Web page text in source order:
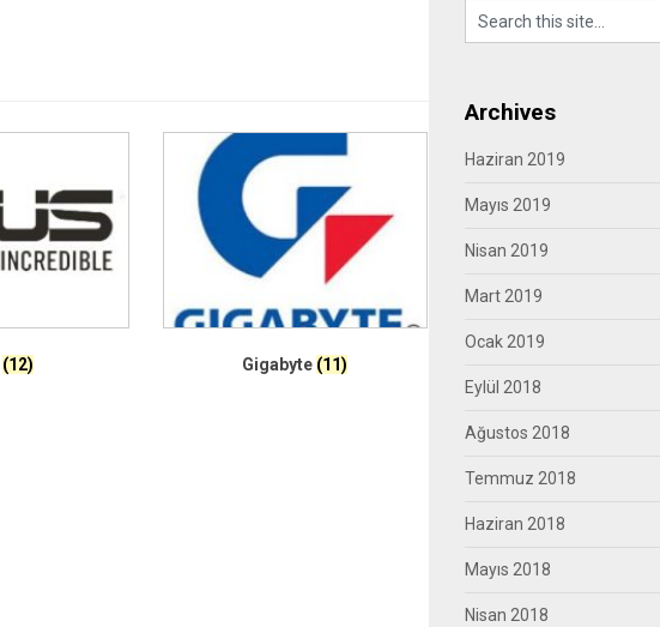
(12) Gigabyte (11)
Archives
Haziran 2019
Mayıs 2019
Nisan 2019
Mart 2019
Ocak 2019
Eylül 2018
Ağustos 2018
Temmuz 2018
Haziran 2018
Mayıs 2018
Nisan 2018